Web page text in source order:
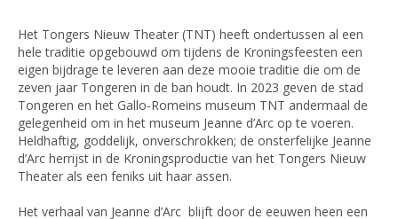
Het Tongers Nieuw Theater (TNT) heeft ondertussen al een
hele traditie opgebouwd om tijdens de Kroningsfeesten een
eigen bijdrage te leveren aan deze mooie traditie die om de
zeven jaar Tongeren in de ban houdt. In 2023 geven de stad
Tongeren en het Gallo-Romeins museum TNT andermaal de
gelegenheid om in het museum Jeanne d’Arc op te voeren.
Heldhaftig, goddelijk, onverschrokken; de onsterfelijke Jeanne
d’Arc herrijst in de Kroningsproductie van het Tongers Nieuw
Theater als een feniks uit haar assen.
Het verhaal van Jeanne d’Arc blijft door de eeuwen heen een